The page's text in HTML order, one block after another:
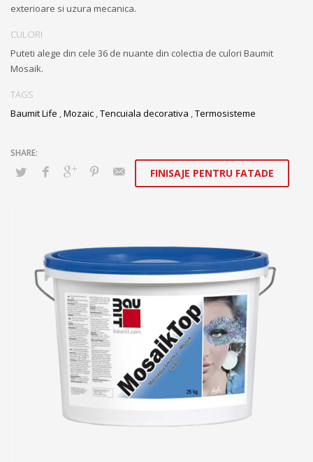
exterioare si uzura mecanica.
CULORI
Puteti alege din cele 36 de nuante din colectia de culori Baumit
Mosaik.
TAGS
Baumit Life ,Mozaic ,Tencuiala decorativa ,Termosisteme
FINISAJE PENTRU FATADE